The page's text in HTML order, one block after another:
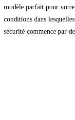
modèle parfait pour
conditions dans
sécurité commence par